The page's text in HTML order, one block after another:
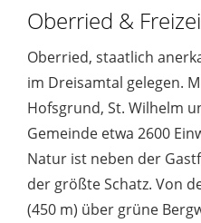
Oberried &
Oberried, staatlich
im Dreisamtal gelegen.
Hofsgrund, St. Wilhelm
Gemeinde etwa 2600
Natur ist neben der
der größte Schatz. Von
(450 m) über grüne